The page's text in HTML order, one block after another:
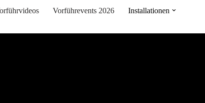
Vorführevents 2026
Installationen